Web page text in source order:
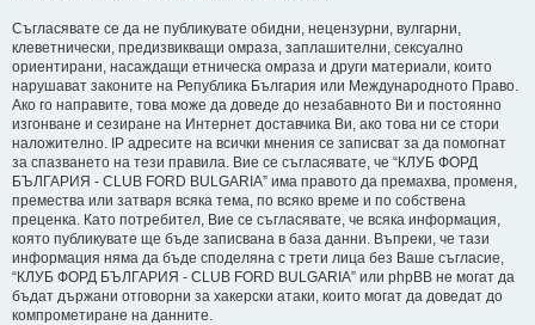
Съгласявате се да не публикувате обидни, нецензурни, вулгарни,
клеветнически, предизвикващи омраза, заплашителни, сексуално
ориентирани, насаждащи етническа омраза и други материали, които
нарушават законите на Република България или Международното Право.
Ако го направите, това може да доведе до незабавното Ви и постоянно
изгонване и сезиране на Интернет доставчика Ви, ако това ни се стори
наложително. IP адресите на всички мнения се записват за да помогнат
за спазването на тези правила. Вие се съгласявате, че “КЛУБ ФОРД
БЪЛГАРИЯ - CLUB FORD BULGARIA” има правото да премахва, променя,
премества или затваря всяка тема, по всяко време и по собствена
преценка. Като потребител, Вие се съгласявате, че всяка информация,
която публикувате ще бъде записвана в база данни. Въпреки, че тази
информация няма да бъде споделяна с трети лица без Ваше съгласие,
“КЛУБ ФОРД БЪЛГАРИЯ - CLUB FORD BULGARIA” или phpBB не могат да
бъдат държани отговорни за хакерски атаки, които могат да доведат до
компрометиране на данните.